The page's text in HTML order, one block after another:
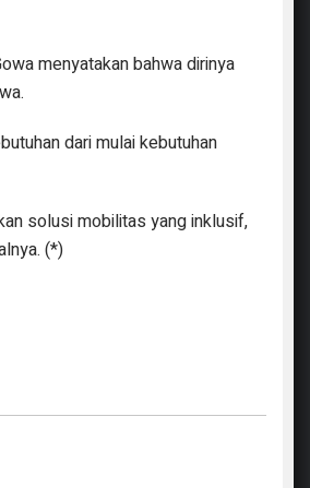
menyatakan bahwa dirinya
dari mulai kebutuhan
solusi mobilitas yang inklusif,
(*)